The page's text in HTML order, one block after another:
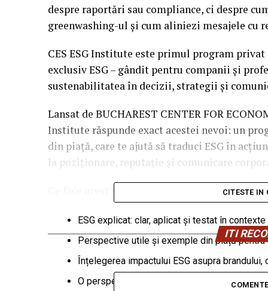
despre raportări sau compliance, ci despre
greenwashing-ul și cum aliniezi mesajele cu
CES ESG Institute este primul program
exclusiv ESG – gândit pentru companii și
sustenabilitatea în decizii, strategii și
Lansat de BUCHAREST CENTER FOR
Institute răspunde exact acestei nevoi: un
din piață, care te ajută să traduci ESG în
la poziționare, reputație și comunicare
Ce face acest program relevant pentru
ESG explicat: clar, aplicat și testat în
Perspective utile și exemple din piață
Înțelegerea impactului ESG asupra
O perspectivă integrată: business,
CITESTE IN
ITI